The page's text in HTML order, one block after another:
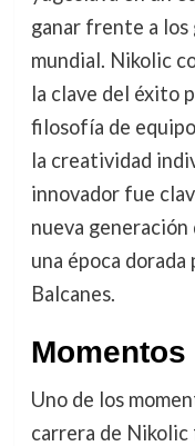
ganar frente a
mundial. Nikolic
la clave del éxito
filosofía de
la creatividad
innovador fue
nueva generación
una época
Balcanes.
Momentos
Uno de los
carrera de Nikolic